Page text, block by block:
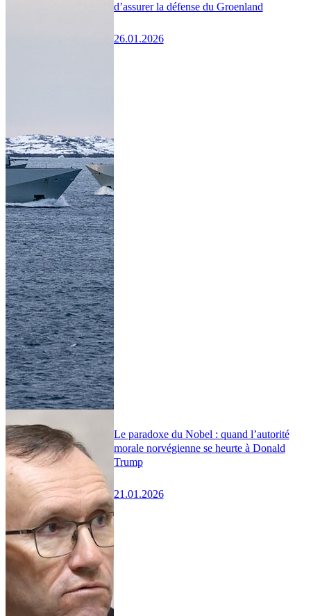
d’assurer la défense du Groenland
26.01.2026
Le paradoxe du Nobel : quand l’autorité
morale norvégienne se heurte à Donald
Trump
21.01.2026